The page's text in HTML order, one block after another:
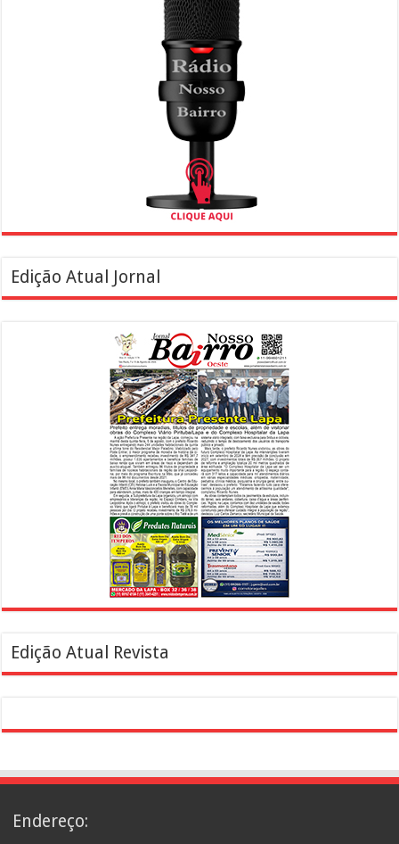
Edição Atual Jornal
Edição Atual Revista
Endereço: